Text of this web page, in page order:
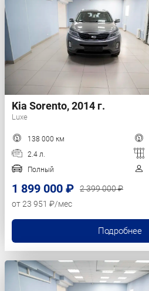
Kia Sorento, 2014 г.
Luxe
138 000 км
2.4 л.
Полный
1 899 000 ₽
2 399 000 ₽
от 23 951 ₽/мес
Подробнее